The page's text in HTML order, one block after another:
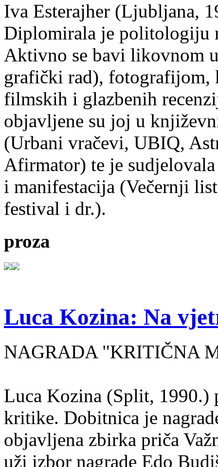
Iva Esterajher (Ljubljana,
Diplomirala je politologiju
Aktivno se bavi likovnom
grafički rad), fotografijom,
filmskih i glazbenih
objavljene su joj u
(Urbani vračevi, UBIQ,
Afirmator) te je
i manifestacija (Večernji
festival i dr.).
proza
Luca Kozina: Na
NAGRADA "KRITIČNA
Luca Kozina (Split, 1990.)
kritike. Dobitnica je
objavljena zbirka priča
uži izbor nagrade Edo